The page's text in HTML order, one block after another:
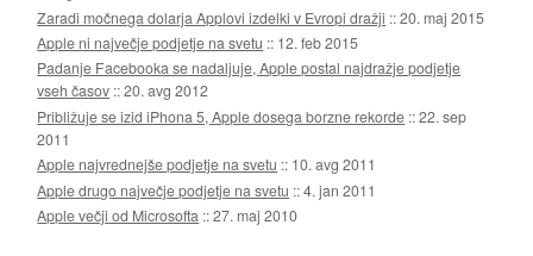
Zaradi močnega dolarja Applovi izdelki v Evropi dražji ::20. maj 2015
Apple ni največje podjetje na svetu :: 12. feb 2015
Padanje Facebooka se nadaljuje, Apple postal najdražje podjetje
vseh časov ::20. avg 2012
Približuje se izid iPhona 5, Apple dosega borzne rekorde ::22. sep
2011
Apple najvrednejše podjetje na svetu :: 10. avg 2011
Apple drugo največje podjetje na svetu ::4. jan 2011
Apple večji od Microsofta ::27. maj 2010